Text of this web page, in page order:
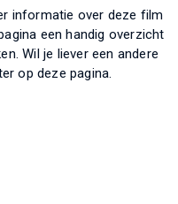
informatie over deze film
een handig overzicht
Wil je liever een andere
op deze pagina.